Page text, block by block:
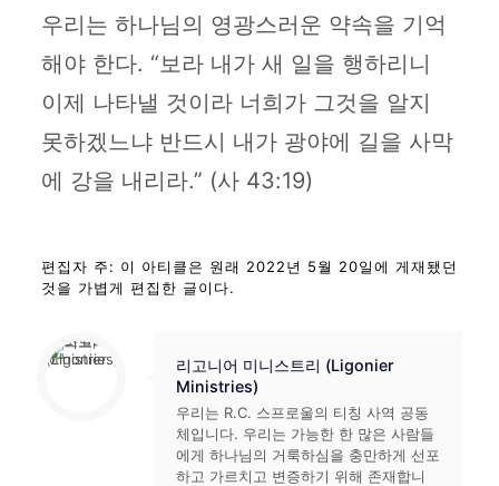
우리는 하나님의 영광스러운 약속을 기억
해야 한다. “보라 내가 새 일을 행하리니
이제 나타낼 것이라 너희가 그것을 알지
못하겠느냐 반드시 내가 광야에 길을 사막
에 강을 내리라.” (사 43:19)
편집자 주: 이 아티클은 원래 2022년 5월 20일에 게재됐던
것을 가볍게 편집한 글이다.
리고니어 미니스트리 (Ligonier
Ministries)
우리는 R.C. 스프로울의 티칭 사역 공동
체입니다. 우리는 가능한 한 많은 사람들
에게 하나님의 거룩하심을 충만하게 선포
하고 가르치고 변증하기 위해 존재합니